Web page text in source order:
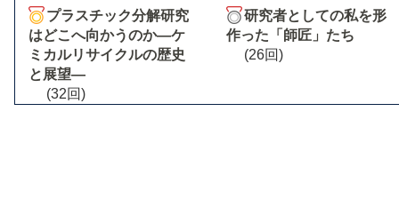
プラスチック分解研究
はどこへ向かうのか―ケ
ミカルリサイクルの歴史
と展望―
(32回)
研究者としての私を形
作った「師匠」たち
(26回)